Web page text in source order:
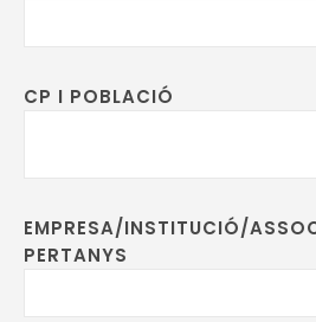
CP I POBLACIÓ
EMPRESA/INSTITUCIÓ/
PERTANYS